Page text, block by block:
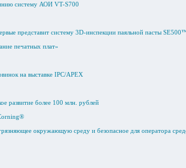
систему АОИ VT-S700
представит систему 3D-инспекции паяльной пасты
печатных плат»
на выставке IPC/APEX
развитие более 100 млн. рублей
окружающую среду и безопасное для оператора